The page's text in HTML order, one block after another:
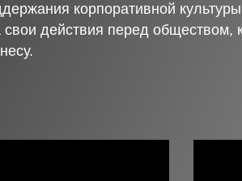
корпоративной
свои действия перед обществом,